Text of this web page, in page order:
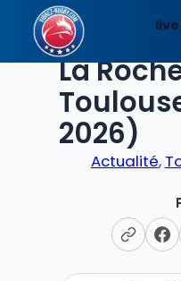
contenu
EN DIRECT
La
2026)
Actualité,